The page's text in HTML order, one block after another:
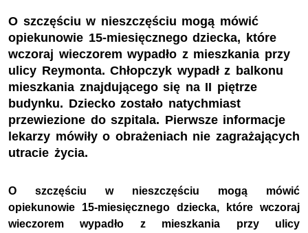
O szczęściu w nieszczęściu mogą mówić
opiekunowie 15-miesięcznego dziecka, które
wczoraj wieczorem wypadło z mieszkania przy
ulicy Reymonta. Chłopczyk wypadł z balkonu
mieszkania znajdującego się na II piętrze
budynku. Dziecko zostało natychmiast
przewiezione do szpitala. Pierwsze informacje
lekarzy mówiły o obrażeniach nie zagrażających
utracie życia.
O szczęściu w nieszczęściu mogą mówić
opiekunowie 15-miesięcznego dziecka, które wczoraj
wieczorem wypadło z mieszkania przy ulicy